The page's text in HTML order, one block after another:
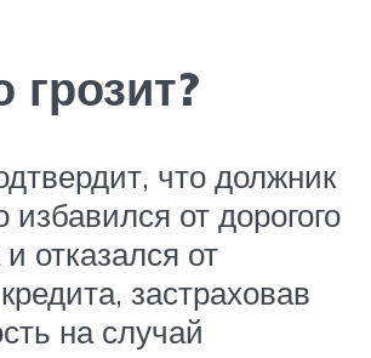
грозит?
что должник
от дорогого
отказался от
застраховав
на случай